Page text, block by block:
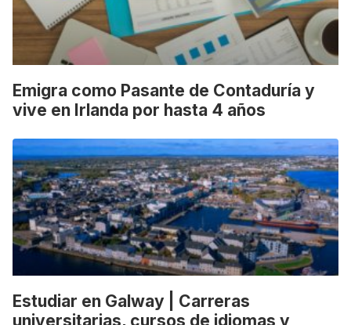
Emigra como Pasante de Contaduría y
vive en Irlanda por hasta 4 años
Estudiar en Galway | Carreras
universitarias, cursos de idiomas y